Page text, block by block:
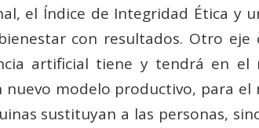
el Índice de Integridad Ética y
con resultados. Otro
artificial tiene y tendrá en el
nuevo modelo productivo, para
sustituyan a las personas,